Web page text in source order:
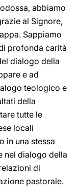
abbiamo
al Signore,
Sappiamo
profonda carità
dialogo della
e ad
teologico e
della
tutte le
locali
in una stessa
nel dialogo della
di
pastorale.